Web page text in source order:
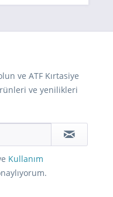
ve ATF Kırtasiye
ve yenilikleri
Kullanım